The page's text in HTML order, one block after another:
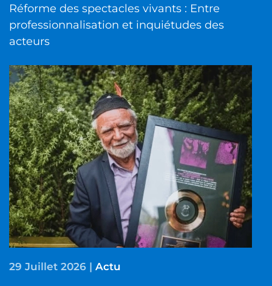
Réforme des spectacles vivants : Entre
professionnalisation et inquiétudes des
acteurs
29 Juillet 2026 | Actu